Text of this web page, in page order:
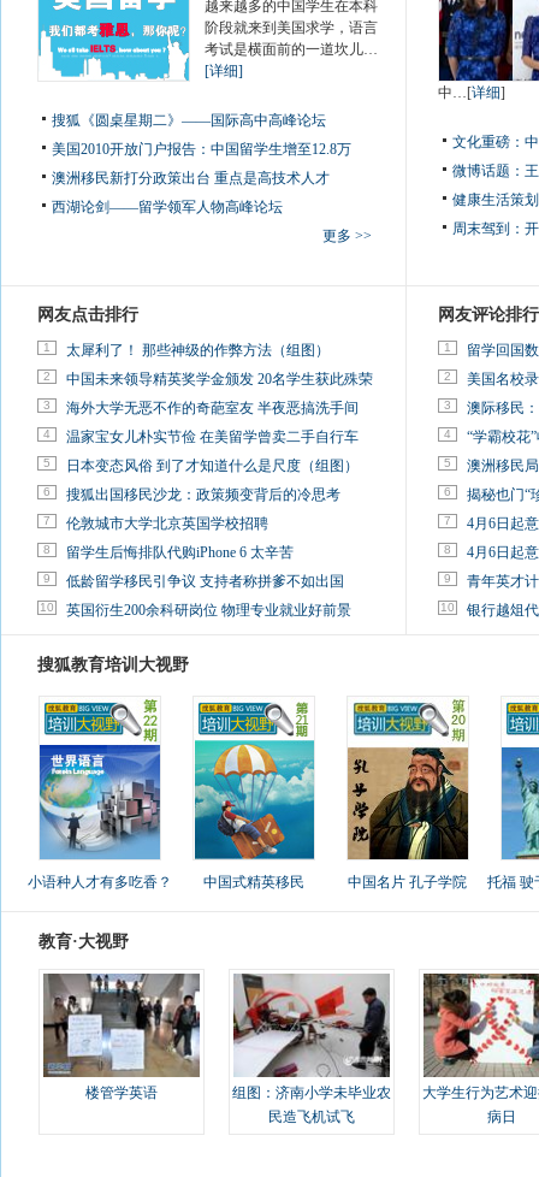
越来越多的中国学生在本科
阶段就来到美国求学，语言
考试是横面前的一道坎儿…
[详细]
搜狐《圆桌星期二》——国际高中高峰论坛
美国2010开放门户报告：中国留学生增至12.8万
澳洲移民新打分政策出台 重点是高技术人才
西湖论剑——留学领军人物高峰论坛
更多 >>
中…[详细]
文化重磅：
微博话题：
健康生活策
周末驾到：
网友点击排行
1 太犀利了！ 那些神级的作弊方法（组图）
2 中国未来领导精英奖学金颁发 20名学生获此殊荣
3 海外大学无恶不作的奇葩室友 半夜恶搞洗手间
4 温家宝女儿朴实节俭 在美留学曾卖二手自行车
5 日本变态风俗 到了才知道什么是尺度（组图）
6 搜狐出国移民沙龙：政策频变背后的冷思考
7 伦敦城市大学北京英国学校招聘
8 留学生后悔排队代购iPhone 6 太辛苦
9 低龄留学移民引争议 支持者称拼爹不如出国
10 英国衍生200余科研岗位 物理专业就业好前景
网友评论排行
1 留学回国
2 美国名校
3 澳际移民
4 “学霸校花
5 澳洲移民
6 揭秘也门“
7 4月6日起
8 4月6日起
9 青年英才
10 银行越俎
搜狐教育培训大视野
小语种人才有多吃香？ 中国式精英移民 中国名片 孔子学院 托福 驶
教育·大视野
楼管学英语
组图：济南小学未毕业农
民造飞机试飞
大学生行为艺术
病日